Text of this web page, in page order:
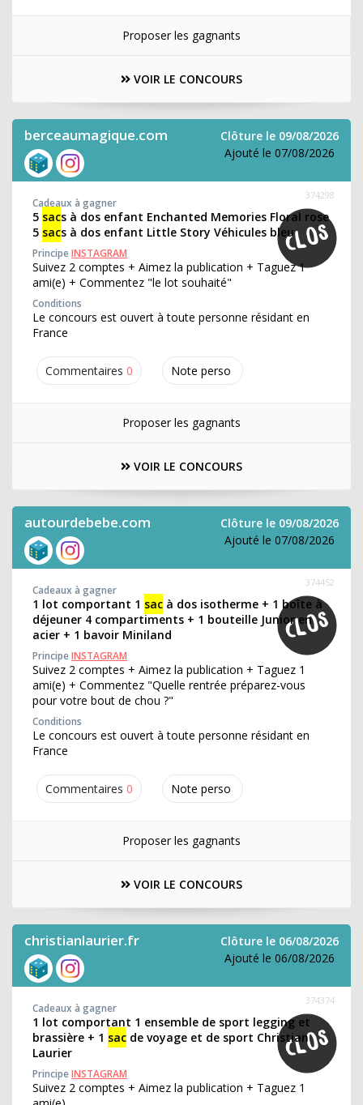
Proposer les gagnants
VOIR LE CONCOURS
berceaumagique.com
Clôture le 09/08/2026
Ajouté le 07/08/2026
Commentaires 0 Note perso
374298
Cadeaux à gagner
5 sacs à dos enfant Enchanted Memories Floral rose
5 sacs à dos enfant Little Story Véhicules bleu
PrincipeINSTAGRAM
Suivez 2 comptes + Aimez la publication + Taguez 1
ami(e) + Commentez "le lot souhaité"
Conditions
Le concours est ouvert à toute personne résidant en
France
Proposer les gagnants
VOIR LE CONCOURS
autourdebebe.com
Clôture le 09/08/2026
Ajouté le 07/08/2026
Commentaires 0 Note perso
374452
Cadeaux à gagner
1 lot comportant 1 sac à dos isotherme + 1 boîte à
déjeuner 4 compartiments + 1 bouteille Junior en
acier + 1 bavoir Miniland
PrincipeINSTAGRAM
Suivez 2 comptes + Aimez la publication + Taguez 1
ami(e) + Commentez "Quelle rentrée préparez-vous
pour votre bout de chou ?"
Conditions
Le concours est ouvert à toute personne résidant en
France
Proposer les gagnants
VOIR LE CONCOURS
christianlaurier.fr
Clôture le 06/08/2026
Ajouté le 06/08/2026
374374
Cadeaux à gagner
1 lot comportant 1 ensemble de sport legging et
brassière + 1 sac de voyage et de sport Christian
Laurier
PrincipeINSTAGRAM
Suivez 2 comptes + Aimez la publication + Taguez 1